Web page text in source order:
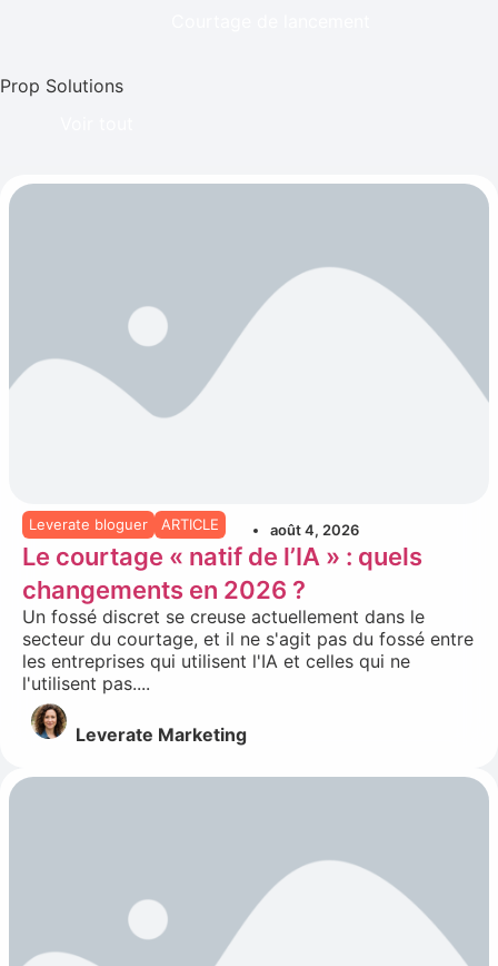
Prop Solutions
Leverate bloguer ARTICLE août 4, 2026
Le courtage « natif de l’IA » : quels
changements en 2026 ?
Un fossé discret se creuse actuellement dans le
secteur du courtage, et il ne s'agit pas du fossé entre
les entreprises qui utilisent l'IA et celles qui ne
l'utilisent pas....
Leverate Marketing